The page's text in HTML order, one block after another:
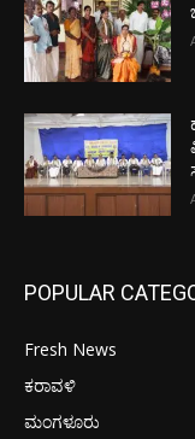
POPULAR
Fresh News
ಕರಾವಳಿ
ಮಂಗಳೂರು